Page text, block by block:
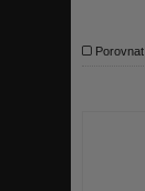
Porovnat